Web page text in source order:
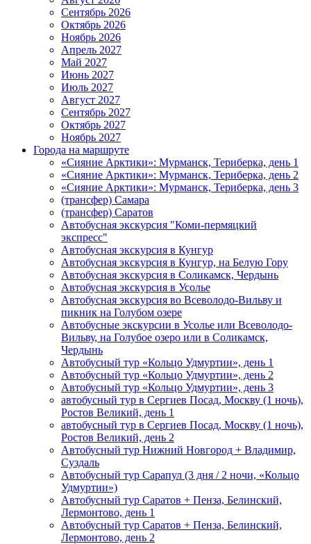
Сентябрь 2026
Октябрь 2026
Ноябрь 2026
Апрель 2027
Май 2027
Июнь 2027
Июль 2027
Август 2027
Сентябрь 2027
Октябрь 2027
Ноябрь 2027
Города на маршруте
«Сияние Арктики»: Мурманск, Териберка, день 1
«Сияние Арктики»: Мурманск, Териберка, день 2
«Сияние Арктики»: Мурманск, Териберка, день 3
(трансфер) Самара
(трансфер) Саратов
Автобусная экскурсия "Коми-пермяцкий
экспресс"
Автобусная экскурсия в Кунгур
Автобусная экскурсия в Кунгур, на Белую Гору
Автобусная экскурсия в Соликамск, Чердынь
Автобусная экскурсия в Усолье
Автобусная экскурсия во Всеволодо-Вильву и
пикник на Голубом озере
Автобусные экскурсии в Усолье или Всеволодо-
Вильву, на Голубое озеро или в Соликамск,
Чердынь
Автобусный тур «Кольцо Удмуртии», день 1
Автобусный тур «Кольцо Удмуртии», день 2
Автобусный тур «Кольцо Удмуртии», день 3
автобусный тур в Сергиев Посад, Москву (1 ночь),
Ростов Великий, день 1
автобусный тур в Сергиев Посад, Москву (1 ночь),
Ростов Великий, день 2
Автобусный тур Нижний Новгород + Владимир,
Суздаль
Автобусный тур Сарапул (3 дня / 2 ночи, «Кольцо
Удмуртии»)
Автобусный тур Саратов + Пенза, Белинский,
Лермонтово, день 1
Автобусный тур Саратов + Пенза, Белинский,
Лермонтово, день 2